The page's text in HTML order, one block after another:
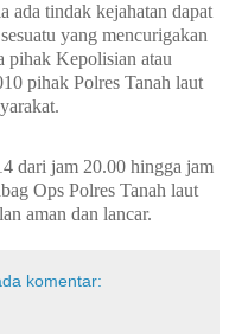
ada tindak kejahatan dapat
yang mencurigakan
pihak Kepolisian atau
pihak Polres Tanah laut
dari jam 20.00 hingga jam
Ops Polres Tanah laut
aman dan lancar.
komentar: